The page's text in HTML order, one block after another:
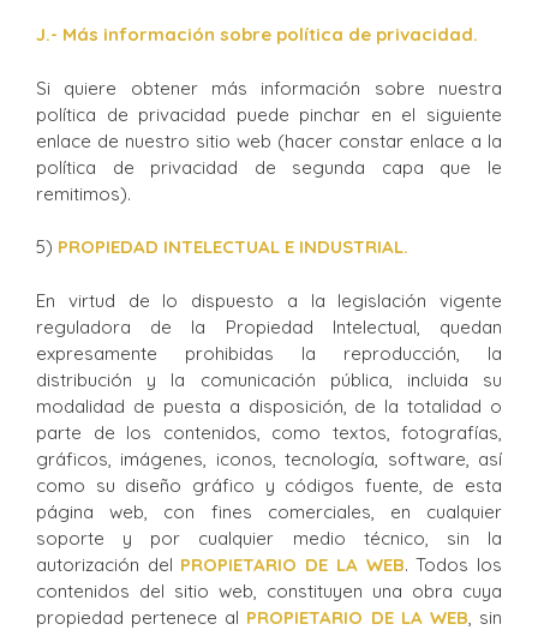
J.- Más información sobre política de privacidad.
Si quiere obtener más información sobre nuestra
política de privacidad puede pinchar en el siguiente
enlace de nuestro sitio web (hacer constar enlace a la
política de privacidad de segunda capa que le
remitimos).
5) PROPIEDAD INTELECTUAL E INDUSTRIAL.
En virtud de lo dispuesto a la legislación vigente
reguladora de la Propiedad Intelectual, quedan
expresamente prohibidas la reproducción, la
distribución y la comunicación pública, incluida su
modalidad de puesta a disposición, de la totalidad o
parte de los contenidos, como textos, fotografías,
gráficos, imágenes, iconos, tecnología, software, así
como su diseño gráfico y códigos fuente, de esta
página web, con fines comerciales, en cualquier
soporte y por cualquier medio técnico, sin la
autorización del PROPIETARIO DE LA WEB. Todos los
contenidos del sitio web, constituyen una obra cuya
propiedad pertenece al PROPIETARIO DE LA WEB , sin